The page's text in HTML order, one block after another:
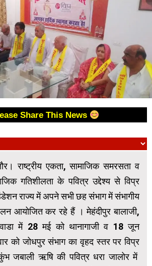
Share This News
राष्ट्रीय एकता, सामाजिक समरसता व
गतिशीलता के पवित्र उद्देश्य से विप्र
राज्य में अपने सभी छह संभाग में संभागीय
आयोजित कर रहे हैं । मेहंदीपुर बालाजी,
में 28 मई को थानागाजी व 18 जून
को जोधपुर संभाग का वृहद स्तर पर विप्र
जबाली ऋषि की पवित्र धरा जालोर में